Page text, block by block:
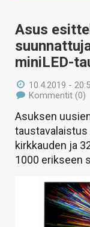
Asus
miniLED-
10.4.2019 -
Kommentit (0)
Asuksen
taustavalaistus
kirkkauden ja
1000 erikseen